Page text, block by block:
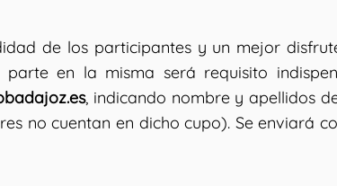
de los participantes y un mejor
en la misma será requisito
, indicando nombre y apellidos
no cuentan en dicho cupo). Se enviará